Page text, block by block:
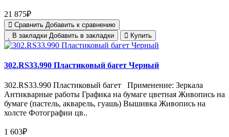
21 875₽
Сравнить Добавить к сравнению
В закладки Добавить в закладки Купить
302.RS33.990 Пластиковый багет Черный
302.RS33.990 Пластиковый багет Применение: Зеркала
Антикварные работы Графика на бумаге цветная Живопись на
бумаге (пастель, акварель, гуашь) Вышивка Живопись на
холсте Фотографии цв..
1 603₽